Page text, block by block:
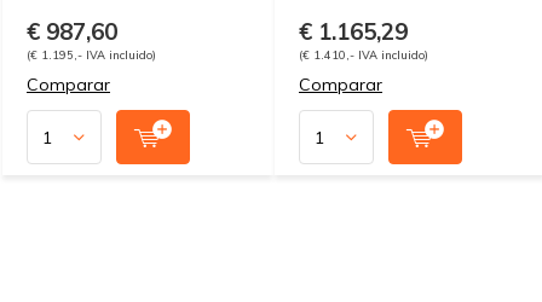
€ 987,60
(€ 1.195,- IVA incluido)
Comparar
€ 1.165,29
(€ 1.410,- IVA incluido)
Comparar